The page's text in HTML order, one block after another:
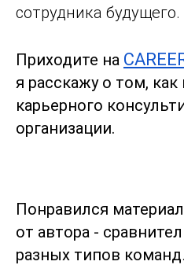
сотрудника будущего.
Приходите на
я расскажу о том,
карьерного
организации.
Понравился
от автора -
разных типов команд.